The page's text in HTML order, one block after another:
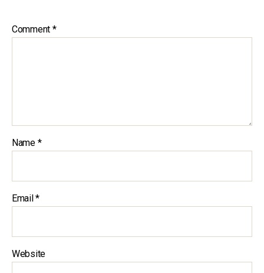
Comment *
Name *
Email*
Website